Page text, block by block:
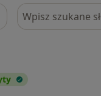
Szukaj w opiniach